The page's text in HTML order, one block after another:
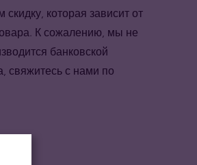
которая зависит от
К сожалению, мы не
банковской
свяжитесь с нами по